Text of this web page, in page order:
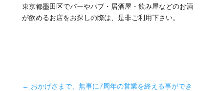
東京都墨田区でバーやパブ・居酒屋・飲み屋などのお酒
が飲めるお店をお探しの際は、是非ご利用下さい。
← おかげさまで、無事に7周年の営業を終える事ができ